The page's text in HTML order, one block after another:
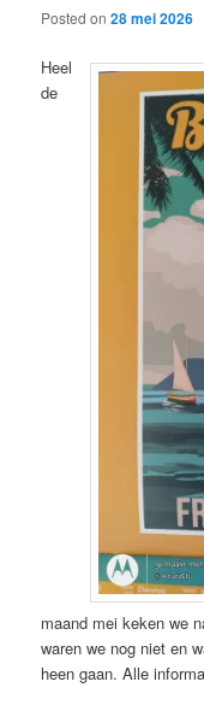
Posted on28 mei 2026
Heel
de
maand mei keken we
waren we nog niet en
heen gaan. Alle